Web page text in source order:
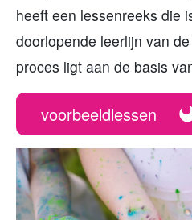
heeft een lessenreeks die
doorlopende leerlijn van
proces ligt aan de basis
voorbeeldlessen